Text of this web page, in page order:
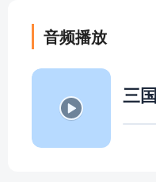
音频播放
三